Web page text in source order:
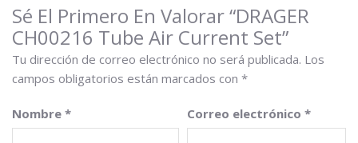
Sé El Primero En Valorar “DRAGER
CH00216 Tube Air Current Set”
Tu dirección de correo electrónico no será publicada. Los
campos obligatorios están marcados con *
Nombre * Correo electrónico *